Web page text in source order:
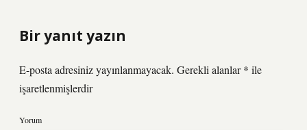
Bir yanıt yazın
E-posta adresiniz yayınlanmayacak. Gerekli alanlar* ile
işaretlenmişlerdir
Yorum